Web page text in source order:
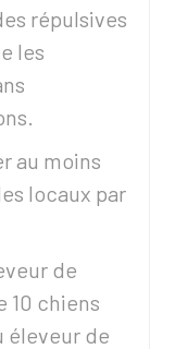
répulsives
les
au moins
locaux par
de
10 chiens
éleveur de